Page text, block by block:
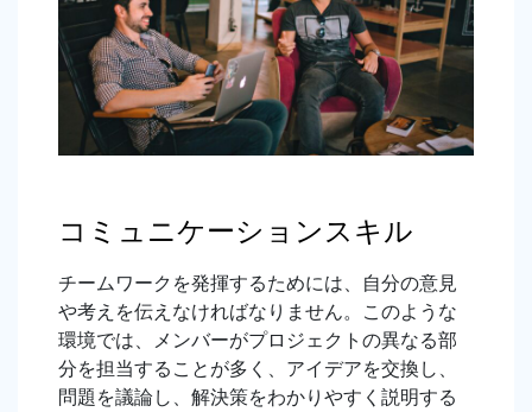
コミュニケーションスキル
チームワークを発揮するためには、自分の意見
や考えを伝えなければなりません。このような
環境では、メンバーがプロジェクトの異なる部
分を担当することが多く、アイデアを交換し、
問題を議論し、解決策をわかりやすく説明する